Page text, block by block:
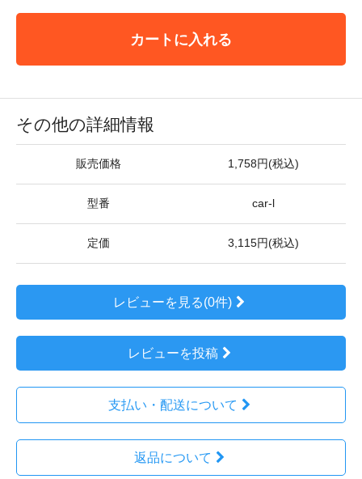
カートに入れる
その他の詳細情報
販売価格 1,758円(税込)
型番 car-l
定価 3,115円(税込)
レビューを見る(0件)
レビューを投稿
支払い・配送について
返品について